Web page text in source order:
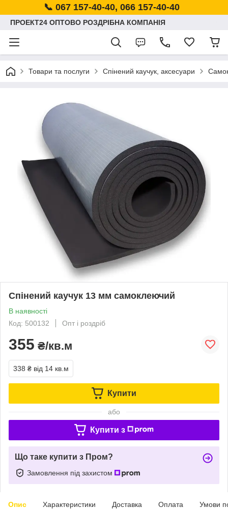
📞 067 157-40-40, 066 157-40-40
ПРОЕКТ24 ОПТОВО РОЗДРІБНА КОМПАНІЯ
Товари та послуги Спінений каучук, аксесуари
Спінений каучук 13 мм самоклеючий
В наявності
Код: 500132
Опт і роздріб
355 ₴/кв.м
338 ₴ від 14 кв.м
Купити
або
Купити з
Що таке купити з Пром?
Замовлення під захистом
Опис Характеристики Доставка Оплата Умови